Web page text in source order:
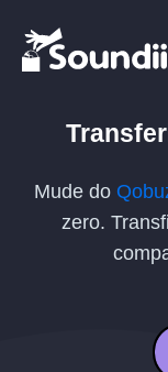
Mude do
zero.